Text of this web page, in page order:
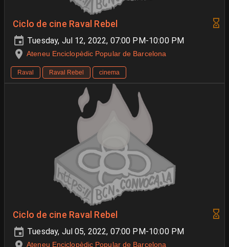
Ciclo de cine Raval Rebel
Tuesday, Jul 12, 2022, 07:00 PM-10:00 PM
Ateneu Enciclopèdic Popular de Barcelona
Raval Raval Rebel cinema
Ciclo de cine Raval Rebel
Tuesday, Jul 05, 2022, 07:00 PM-10:00 PM
Ateneu Enciclopèdic Popular de Barcelona